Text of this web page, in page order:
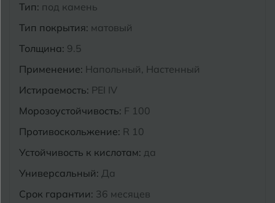
Тип: под камень
Тип покрытия: матовый
Толщина: 9.5
Применение: Напольный, Настенный
Истираемость: PEI IV
Морозоустойчивость: F 100
Противоскольжение: R 10
Устойчивость к кислотам: да
Универсальный: Да
Срок гарантии: 36 месяцев